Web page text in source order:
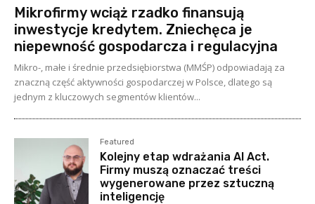
Mikrofirmy wciąż rzadko finansują
inwestycje kredytem. Zniechęca je
niepewność gospodarcza i regulacyjna
Mikro-, małe i średnie przedsiębiorstwa (MMŚP) odpowiadają za
znaczną część aktywności gospodarczej w Polsce, dlatego są
jednym z kluczowych segmentów klientów...
Featured
Kolejny etap wdrażania AI Act.
Firmy muszą oznaczać treści
wygenerowane przez sztuczną
inteligencję